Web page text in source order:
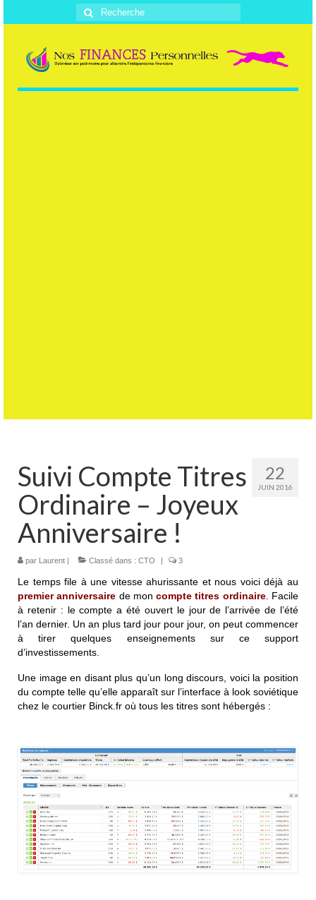
Rechercher
:
22
JUIN 2016
Suivi Compte Titres
Ordinaire – Joyeux
Anniversaire !
par Laurent | Classé dans : CTO | 3
Le temps file à une vitesse ahurissante et nous voici déjà au
premier anniversaire de moncompte titres ordinaire. Facile
à retenir : le compte a été ouvert le jour de l’arrivée de l’été
l’an dernier. Un an plus tard jour pour jour, on peut commencer
à tirer quelques enseignements sur ce support
d’investissements.
Une image en disant plus qu’un long discours, voici la position
du compte telle qu’elle apparaît sur l’interface à look soviétique
chez le courtier Binck.fr où tous les titres sont hébergés :